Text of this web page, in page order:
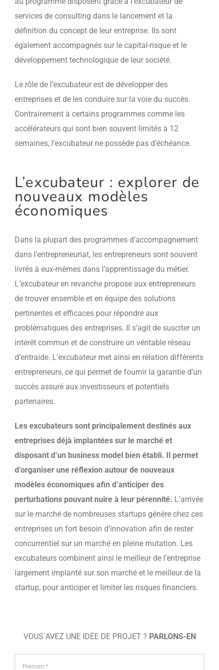
services de consulting dans le lancement et la
définition du concept de leur entreprise. Ils sont
également accompagnés sur le capital-risque et le
développement technologique de leur société.
Le rôle de l’excubateur est de développer des
entreprises et de les conduire sur la voie du succès.
Contrairement à certains programmes comme les
accélérateurs qui sont bien souvent limités à 12
semaines, l’excubateur ne possède pas d’échéance.
L’excubateur : explorer de
nouveaux modèles
économiques
Dans la plupart des programmes d’accompagnement
dans l’entrepreneuriat, les entrepreneurs sont souvent
livrés à eux-mêmes dans l’apprentissage du métier.
L’excubateur en revanche propose aux entrepreneurs
de trouver ensemble et en équipe des solutions
pertinentes et efficaces pour répondre aux
problématiques des entreprises. Il s’agit de susciter un
intérêt commun et de construire un véritable réseau
d’entraide. L’excubateur met ainsi en relation différents
entrepreneurs, ce qui permet de fournir la garantie d’un
succès assuré aux investisseurs et potentiels
partenaires.
Les excubateurs sont principalement destinés aux
entreprises déjà implantées sur le marché et
disposant d’un business model bien établi. Il permet
d’organiser une réflexion autour de nouveaux
modèles économiques afin d’anticiper des
perturbations pouvant nuire à leur pérennité. L’arrivée
sur le marché de nombreuses startups génère chez ces
entreprises un fort besoin d’innovation afin de rester
concurrentiel sur un marché en pleine mutation. Les
excubateurs combinent ainsi le meilleur de l’entreprise
largement implanté sur son marché et le meilleur de la
startup, pour anticiper et limiter les risques financiers.
VOUS AVEZ UNE IDÉE DE PROJET ? PARLONS-EN